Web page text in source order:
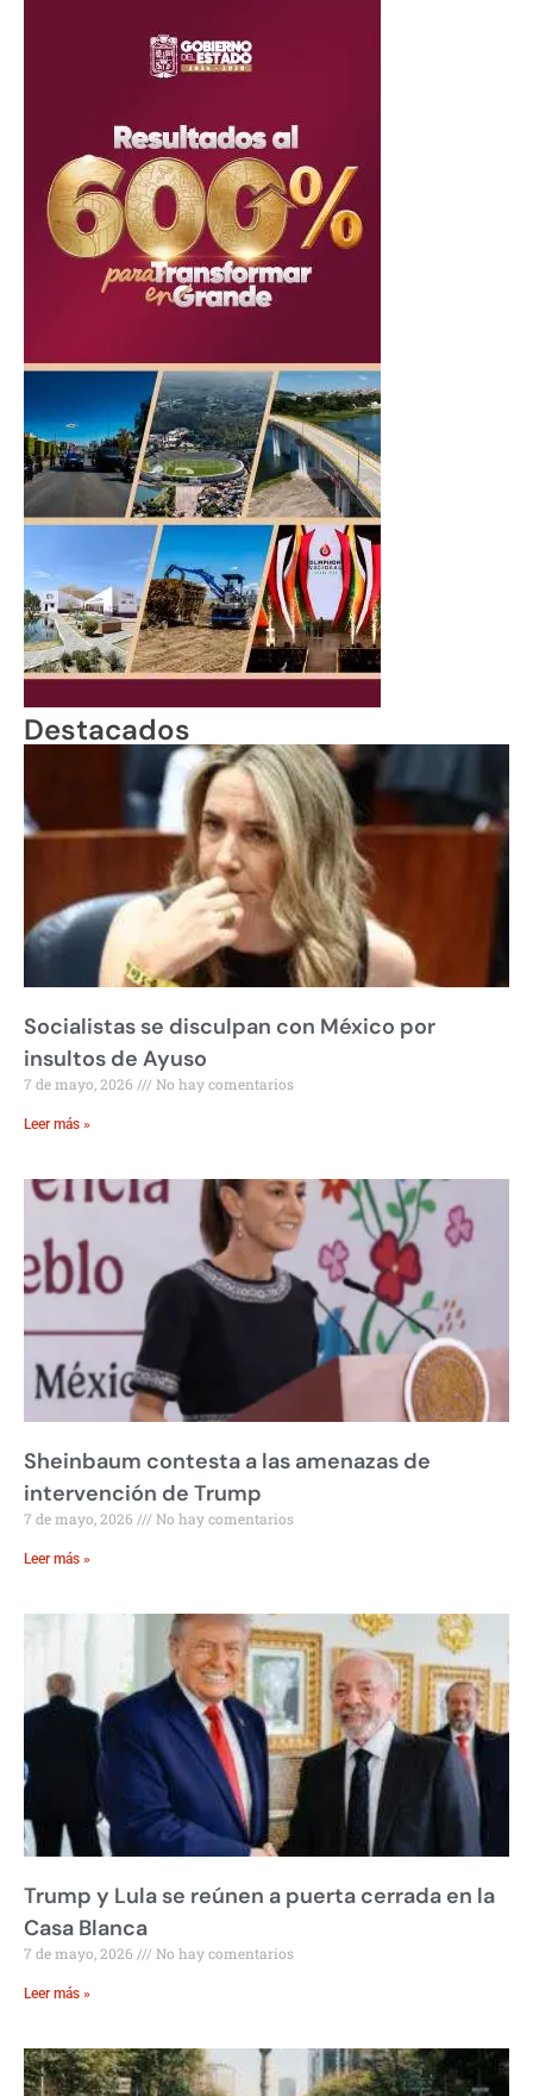
Destacados
Socialistas se disculpan con México por
insultos de Ayuso
7 de mayo, 2026 No hay comentarios
Leer más »
Sheinbaum contesta a las amenazas de
intervención de Trump
7 de mayo, 2026 No hay comentarios
Leer más »
Trump y Lula se reúnen a puerta cerrada en la
Casa Blanca
7 de mayo, 2026 No hay comentarios
Leer más »